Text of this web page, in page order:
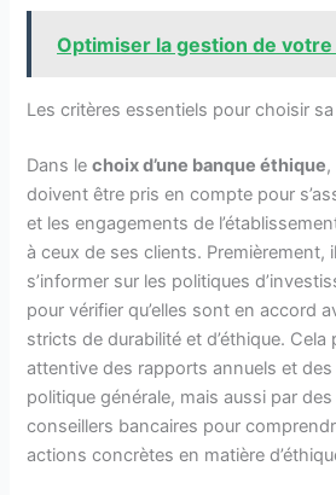
Optimiser la gestion de
Les critères essentiels pour choisir
Dans lechoix d’une banque éthique,
doivent être pris en compte pour
et les engagements de
à ceux de ses clients. Premièrement,
s’informer sur les politiques
pour vérifier qu’elles sont en accord
stricts de durabilité et d’éthique.
attentive des rapports annuels et
politique générale, mais aussi par
conseillers bancaires pour
actions concrètes en matière